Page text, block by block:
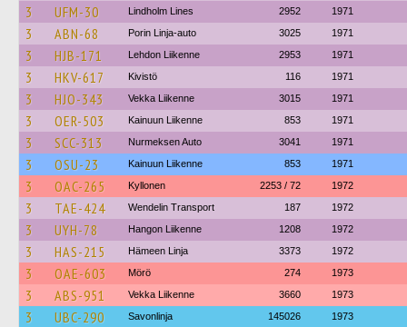
3 UFM-30 Lindholm Lines 2952 1971
3 ABN-68 Porin Linja-auto 3025 1971
3 HJB-171 Lehdon Liikenne 2953 1971
3 HKV-617 Kivistö 116 1971
3 HJO-343 Vekka Liikenne 3015 1971
3 OER-503 Kainuun Liikenne 853 1971
3 SCC-313 Nurmeksen Auto 3041 1971
3 OSU-23 Kainuun Liikenne 853 1971
3 OAC-265 Kyllonen 2253 / 72 1972
3 TAE-424 Wendelin Transport 187 1972
3 UYH-78 Hangon Liikenne 1208 1972
3 HAS-215 Hämeen Linja 3373 1972
3 OAE-603 Mörö 274 1973
3 ABS-951 Vekka Liikenne 3660 1973
3 UBC-290 Savonlinja 145026 1973